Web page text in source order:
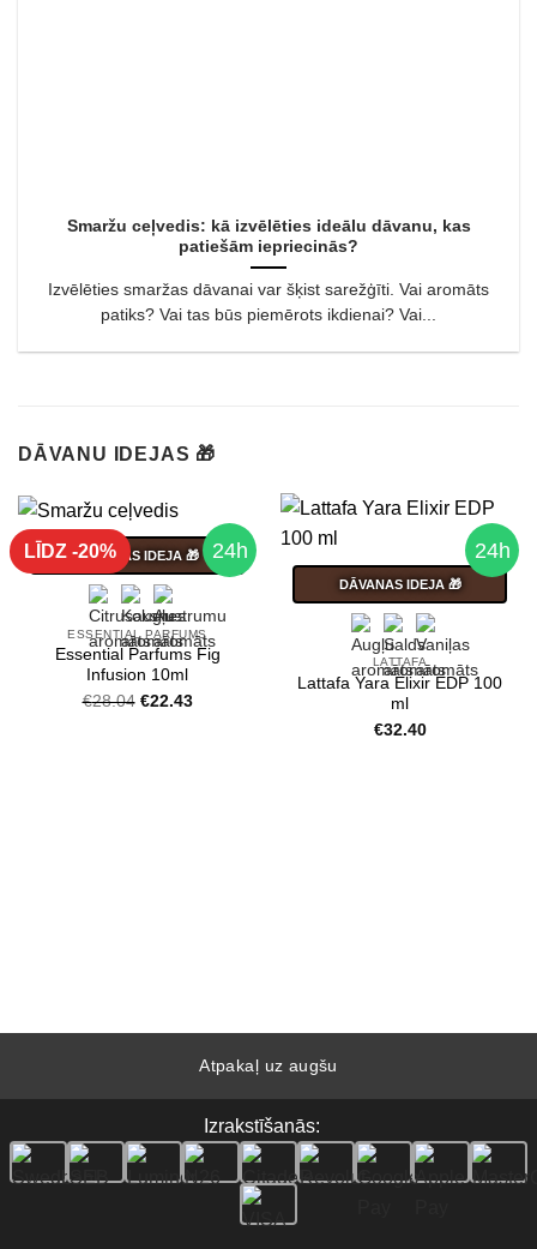
Smaržu ceļvedis: kā izvēlēties ideālu dāvanu, kas
patiešām iepriecinās?
Izvēlēties smaržas dāvanai var šķist sarežģīti. Vai aromāts
patiks? Vai tas būs piemērots ikdienai? Vai...
DĀVANU IDEJAS 🎁
24h
LĪDZ -20%DĀVANAS IDEJA 🎁
ESSENTIAL PARFUMS
Essential Parfums Fig
Infusion 10ml
€28.04 Original
€22.43Current
24h
DĀVANAS IDEJA 🎁
LATTAFA
Lattafa Yara Elixir EDP 100
ml
€32.40
Atpakaļ uz augšu
Izrakstīšanās: